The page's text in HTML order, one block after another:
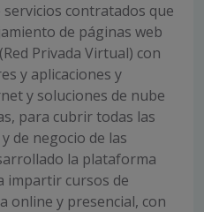
contratados que
de páginas web
Privada Virtual) con
y aplicaciones y
y soluciones de nube
para cubrir todas las
de negocio de las
la plataforma
impartir cursos de
online y presencial, con